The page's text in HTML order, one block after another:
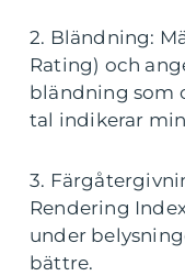
2. Bländning:
Rating) och
bländning som
tal indikerar
3.
Rendering
under
bättre.